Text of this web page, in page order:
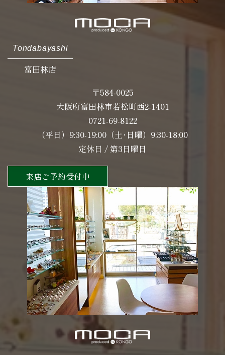
Tondabayashi
富田林店
〒584-0025
大阪府富田林市若松町西2-1401
0721-69-8122
（平日）9:30-19:00（土･日曜）9:30-18:00
定休日 / 第3日曜日
来店ご予約受付中